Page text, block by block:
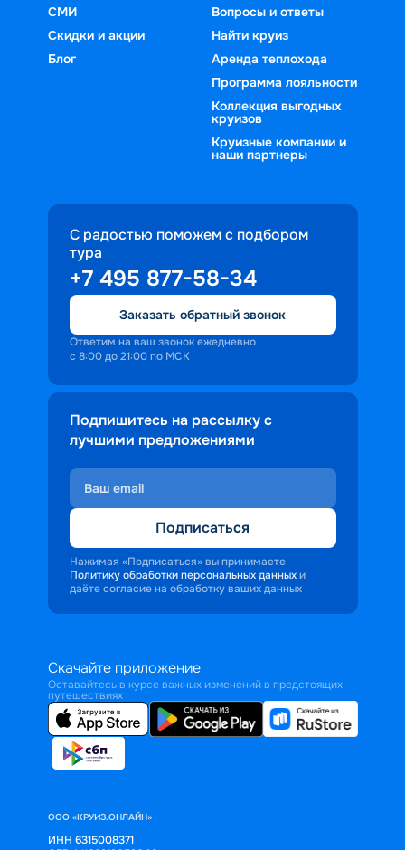
СМИ
Скидки и акции
Блог
Вопросы и ответы
Найти круиз
Аренда теплохода
Программа лояльности
Коллекция выгодных
круизов
Круизные компании и
наши партнеры
С радостью поможем с подбором
тура
+7 495 877-58-34
Заказать обратный звонок
Ответим на ваш звонок ежедневно
с 8:00 до 21:00 по МСК
Подпишитесь на рассылку с
лучшими предложениями
Подписаться
Нажимая «Подписаться» вы принимаете
Политику обработки персональных данных и
даёте согласие на обработку ваших данных
Скачайте приложение
Оставайтесь в курсе важных изменений в предстоящих
путешествиях
ООО «КРУИЗ.ОНЛАЙН»
ИНН 6315008371